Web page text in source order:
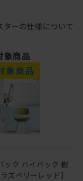
ターの仕様について
象商品
ック ハイバック 樹
ズベリーレッド］